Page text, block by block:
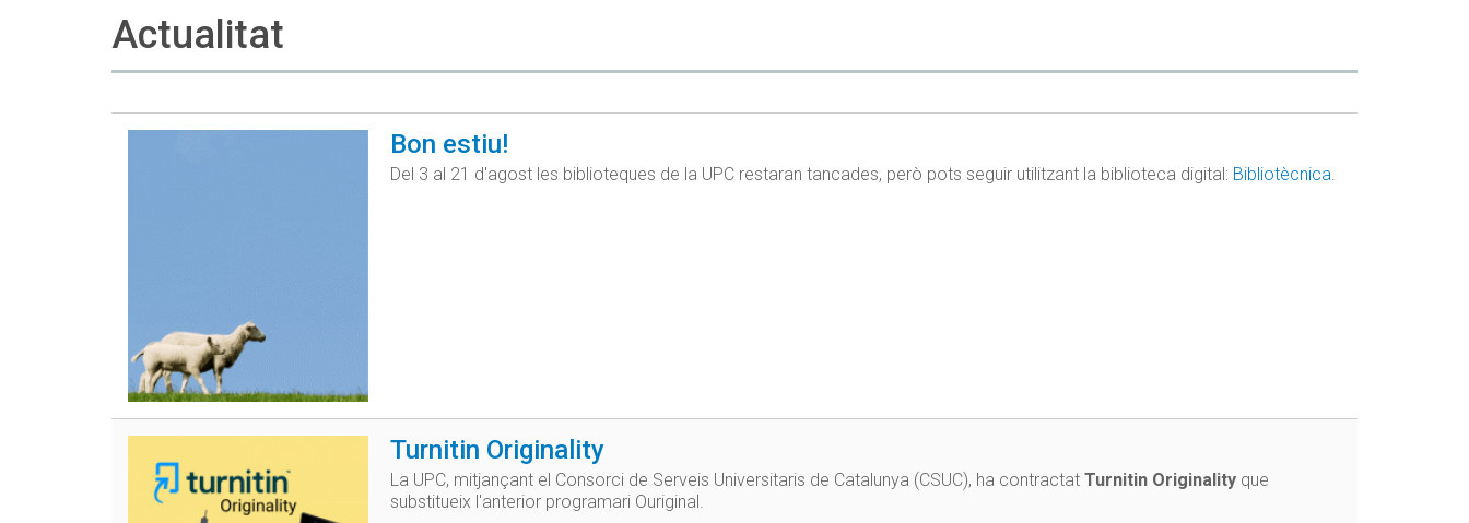
Actualitat
Bon estiu!
Del 3 al 21 d'agost les biblioteques de la UPC restaran tancades, però pots seguir utilitzant la biblioteca digital: Bibliotècnica.
Turnitin Originality
La UPC, mitjançant el Consorci de Serveis Universitaris de Catalunya (CSUC), ha contractat Turnitin Originality que
substitueix l'anterior programari Ouriginal.